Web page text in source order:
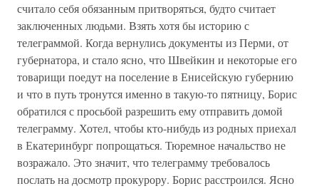
считало себя обязанным притворяться, будто считает
заключенных людьми. Взять хотя бы историю с
телеграммой. Когда вернулись документы из Перми, от
губернатора, и стало ясно, что Швейкин и некоторые его
товарищи поедут на поселение в Енисейскую губернию
и что в путь тронутся именно в такую-то пятницу, Борис
обратился с просьбой разрешить ему отправить домой
телеграмму. Хотел, чтобы кто-нибудь из родных приехал
в Екатеринбург попрощаться. Тюремное начальство не
возражало. Это значит, что телеграмму требовалось
послать на досмотр прокурору. Борис расстроился. Ясно